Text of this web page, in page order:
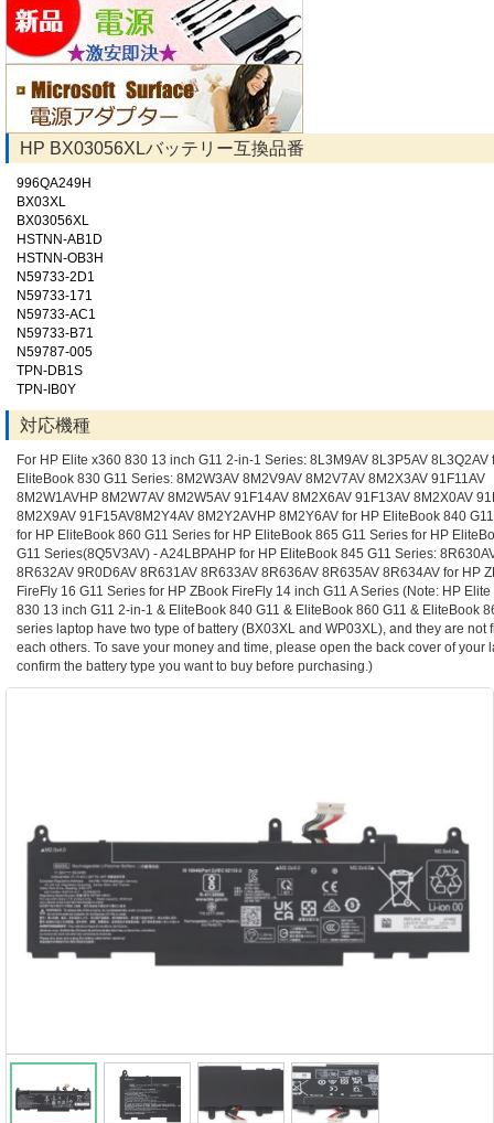
HP BX03056XLバッテリー互換品番
996QA249H
BX03XL
BX03056XL
HSTNN-AB1D
HSTNN-OB3H
N59733-2D1
N59733-171
N59733-AC1
N59733-B71
N59787-005
TPN-DB1S
TPN-IB0Y
対応機種
For HP Elite x360 830 13 inch G11 2-in-1 Series: 8L3M9AV 8L3P5AV 8L3Q2AV
EliteBook 830 G11 Series: 8M2W3AV 8M2V9AV 8M2V7AV 8M2X3AV 91F11AV
8M2W1AVHP 8M2W7AV 8M2W5AV 91F14AV 8M2X6AV 91F13AV 8M2X0AV
8M2X9AV 91F15AV8M2Y4AV 8M2Y2AVHP 8M2Y6AV for HP EliteBook 840
for HP EliteBook 860 G11 Series for HP EliteBook 865 G11 Series for HP
G11 Series(8Q5V3AV) - A24LBPAHP for HP EliteBook 845 G11 Series:
8R632AV 9R0D6AV 8R631AV 8R633AV 8R636AV 8R635AV 8R634AV for HP
FireFly 16 G11 Series for HP ZBook FireFly 14 inch G11 A Series (Note: HP
830 13 inch G11 2-in-1 & EliteBook 840 G11 & EliteBook 860 G11 & EliteBook
series laptop have two type of battery (BX03XL and WP03XL), and they are not
each others. To save your money and time, please open the back cover of your
confirm the battery type you want to buy before purchasing.)